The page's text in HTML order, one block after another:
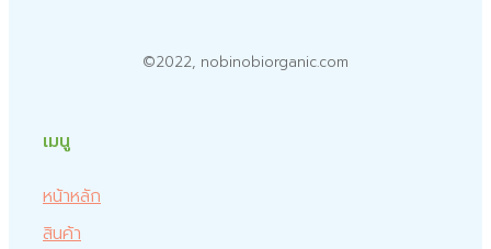
©2022, nobinobiorganic.com
เมนู
หน้าหลัก
สินค้า